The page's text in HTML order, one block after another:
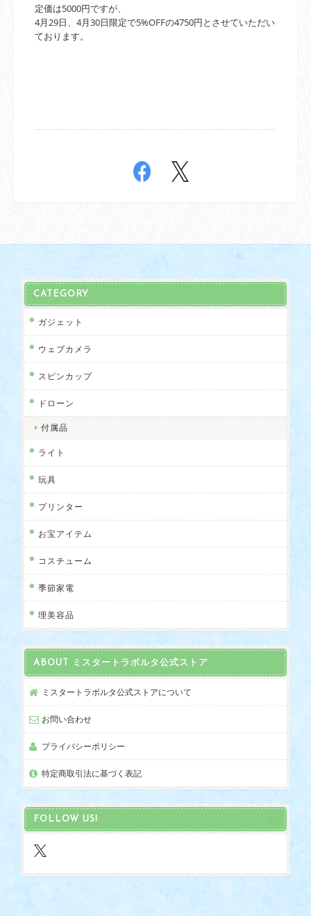
定価は5000円ですが、
4月29日、4月30日限定で5%OFFの4750円とさせていただい
ております。
CATEGORY
ガジェット
ウェブカメラ
スピンカップ
ドローン
付属品
ライト
玩具
プリンター
お宝アイテム
コスチューム
季節家電
理美容品
ABOUT ミスタートラボルタ公式ストア
ミスタートラボルタ公式ストアについて
お問い合わせ
プライバシーポリシー
特定商取引法に基づく表記
FOLLOW US!